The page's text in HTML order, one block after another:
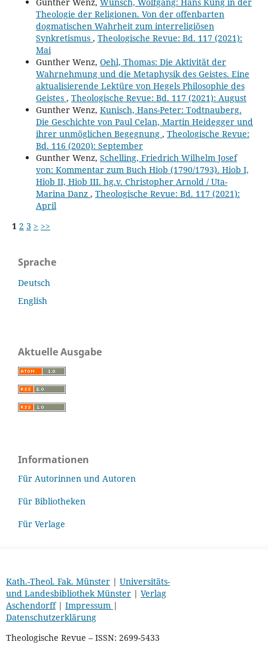
Theologie der Religionen. Von der offenbarten
dogmatischen Wahrheit zum interreligiösen
Synkretismus , Theologische Revue: Bd. 117 (2021):
Mai
Gunther Wenz, Oehl, Thomas: Die Aktivität der
Wahrnehmung und die Metaphysik des Geistes. Eine
aktualisierende Lektüre von Hegels Philosophie des
Geistes , Theologische Revue: Bd. 117 (2021): August
Gunther Wenz, Kunisch, Hans-Peter: Todtnauberg.
Die Geschichte von Paul Celan, Martin Heidegger und
ihrer unmöglichen Begegnung , Theologische Revue:
Bd. 116 (2020): September
Gunther Wenz, Schelling, Friedrich Wilhelm Josef
von: Kommentar zum Buch Hiob (1790/1793). Hiob I,
Hiob II, Hiob III. hg.v. Christopher Arnold / Uta-
Marina Danz , Theologische Revue: Bd. 117 (2021):
April
1 2 3 > >>
Sprache
Deutsch
English
Aktuelle Ausgabe
Informationen
Für Autorinnen und Autoren
Für Bibliotheken
Für Verlage
Kath.-Theol. Fak. Münster| Universitäts-
und Landesbibliothek Münster| Verlag
Aschendorff| Impressum |
Datenschutzerklärung
Theologische Revue – ISSN: 2699-5433